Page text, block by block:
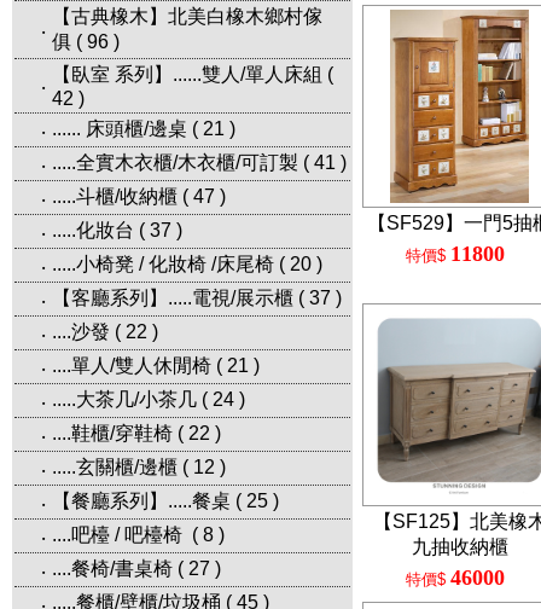
‧
【古典橡木】北美白橡木鄉村傢
俱 ( 96 )
‧
【臥室 系列】......雙人/單人床組 (
42 )
‧ ...... 床頭櫃/邊桌 ( 21 )
‧ .....全實木衣櫃/木衣櫃/可訂製 ( 41 )
‧ .....斗櫃/收納櫃 ( 47 )
‧ .....化妝台 ( 37 )
‧ .....小椅凳 / 化妝椅 /床尾椅 ( 20 )
‧
【客廳系列】.....電視/展示櫃 ( 37 )
‧ ....沙發 ( 22 )
‧ ....單人/雙人休閒椅 ( 21 )
‧ .....大茶几/小茶几 ( 24 )
‧ ....鞋櫃/穿鞋椅 ( 22 )
‧ .....玄關櫃/邊櫃 ( 12 )
‧
【餐廳系列】.....餐桌 ( 25 )
‧ ....吧檯 / 吧檯椅 ( 8 )
‧ ....餐椅/書桌椅 ( 27 )
‧ .....餐櫃/壁櫃/垃圾桶 ( 45 )
【SF529】一門5抽
特價$ 11800
【SF125】北美橡
九抽收納櫃
特價$ 46000